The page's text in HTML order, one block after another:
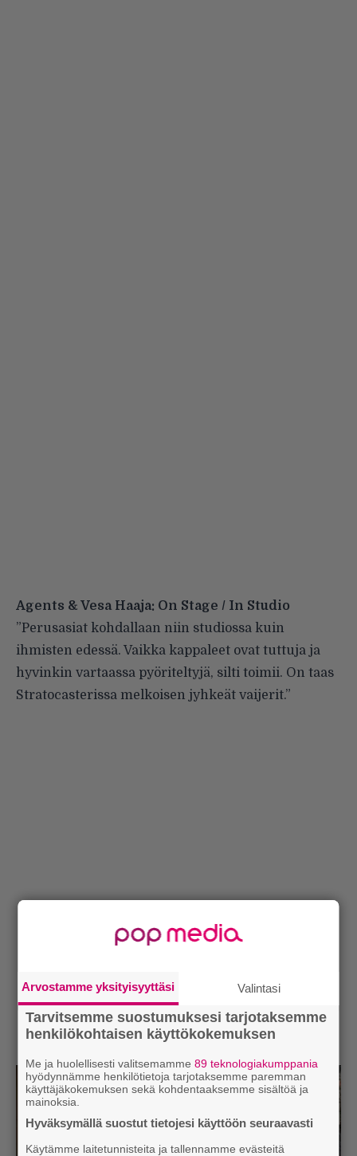
Agents & Vesa Haaja: On Stage / In Studio
”Perusasiat kohdallaan niin studiossa kuin
ihmisten edessä. Vaikka kappaleet ovat tuttuja ja
hyvinkin vartaassa pyöriteltyjä, silti toimii. On taas
Stratocasterissa melkoisen jyhkeät vaijerit.”
Arvostamme yksityisyyttäsi Valintasi
Tarvitsemme suostumuksesi tarjotaksemme
henkilökohtaisen käyttökokemuksen
Me ja huolellisesti valitsemamme89 teknologiakumppania
hyödynnämme henkilötietoja tarjotaksemme paremman
käyttäjäkokemuksen sekä kohdentaaksemme sisältöä ja
mainoksia.
Hyväksymällä suostut tietojesi käyttöön seuraavasti
Käytämme laitetunnisteita ja tallennamme evästeitä